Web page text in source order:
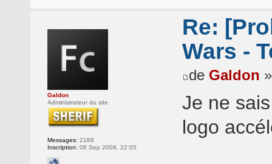
Galdon
Administrateur du site
Messages: 2188
Inscription: 06 Sep 2008, 22:05
Re:
Wars -
de Galdon
Je ne
logo